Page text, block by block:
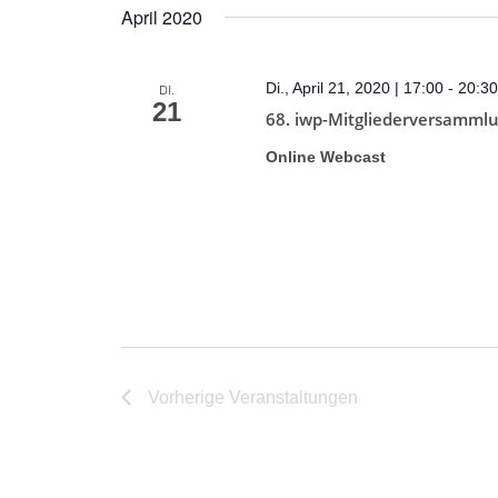
April 2020
DI.
21 68. iwp-
Di., April 21, 2020 | 17:00 - 20:30
Online Webcast
Vorherige Veranstaltungen